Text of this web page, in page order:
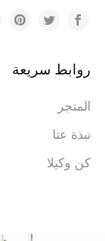
روابط سريعة
المتجر
نبذة عنا
كن وكيلا